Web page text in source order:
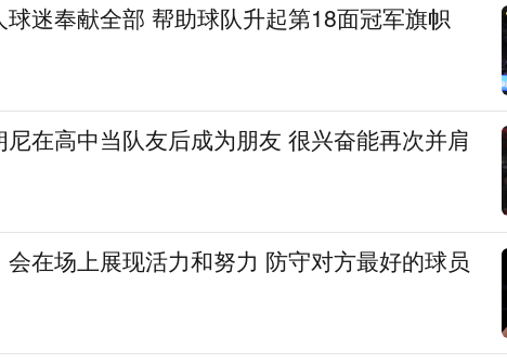
迷奉献全部 帮助球队升起第18面冠军旗帜
在高中当队友后成为朋友 很兴奋能再次并肩
在场上展现活力和努力 防守对方最好的球员